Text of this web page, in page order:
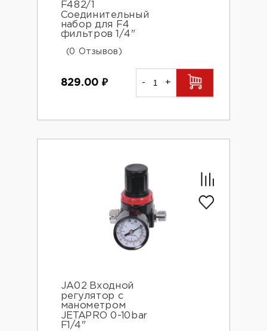
F482/1
Соединительный
набор для F4
фильтров 1/4"
(0 Отзывов)
829.00 ₽ - +
JA02 Входной
регулятор с
манометром
JETAPRO 0-10bar
F1/4"